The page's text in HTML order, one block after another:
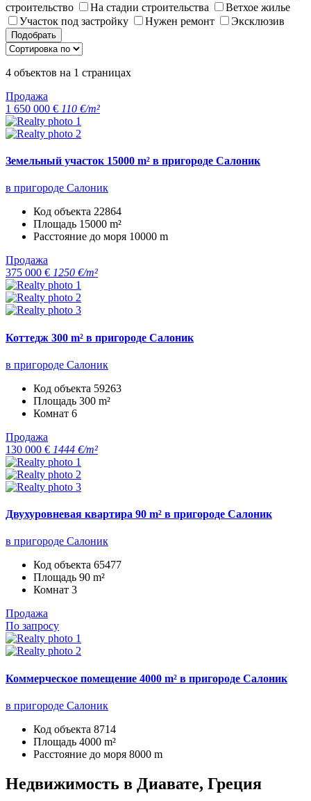
строительство
На стадии строительства
Ветхое жилье
Участок под застройку
Нужен ремонт Эксклюзив
Подобрать
4 объектов на 1 страницах
Продажа
1 650 000 € 110 €/m²
Земельный участок 15000 m² в пригороде Салоник
в пригороде Салоник
Код объекта 22864
Площадь 15000 m²
Расстояние до моря 10000 m
Продажа
375 000 € 1250 €/m²
Коттедж 300 m² в пригороде Салоник
в пригороде Салоник
Код объекта 59263
Площадь 300 m²
Комнат 6
Продажа
130 000 € 1444 €/m²
Двухуровневая квартира 90 m² в пригороде Салоник
в пригороде Салоник
Код объекта 65477
Площадь 90 m²
Комнат 3
Продажа
По запросу
Коммерческое помещение 4000 m² в пригороде Салоник
в пригороде Салоник
Код объекта 8714
Площадь 4000 m²
Расстояние до моря 8000 m
Недвижимость в Диавате, Греция